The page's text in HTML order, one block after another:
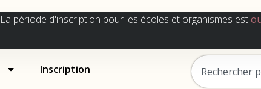
La période d'inscription pour les écoles et organismes est
Inscription